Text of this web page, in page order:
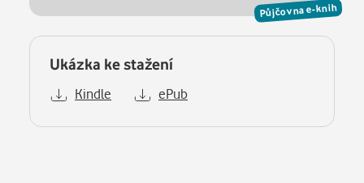
Půjčovna e-knih
Ukázka ke stažení
Kindle ePub